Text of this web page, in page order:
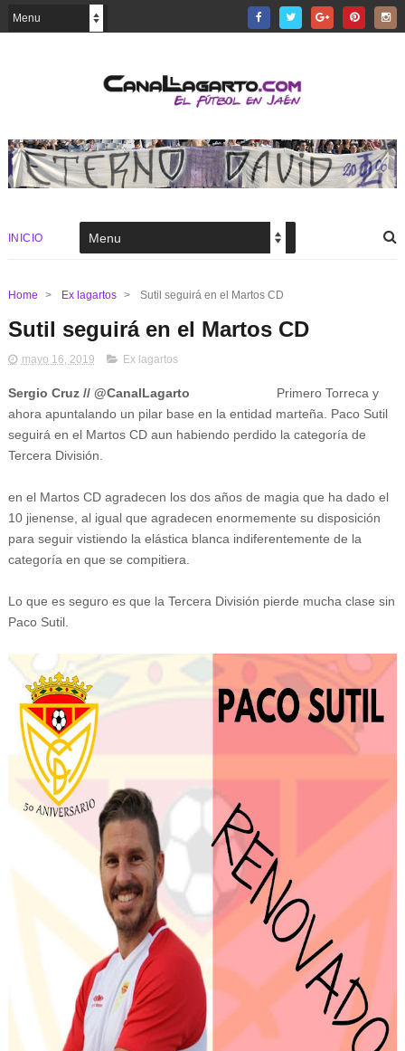
INICIO
Home > Ex lagartos > Sutil seguirá en el Martos CD
Sutil seguirá en el Martos CD
mayo 16, 2019 Ex lagartos
Sergio Cruz // @CanalLagarto Primero Torreca y
ahora apuntalando un pilar base en la entidad marteña. Paco Sutil
seguirá en el Martos CD aun habiendo perdido la categoría de
Tercera División.
en el Martos CD agradecen los dos años de magia que ha dado el
10 jienense, al igual que agradecen enormemente su disposición
para seguir vistiendo la elástica blanca indiferentemente de la
categoría en que se compitiera.
Lo que es seguro es que la Tercera División pierde mucha clase sin
Paco Sutil.